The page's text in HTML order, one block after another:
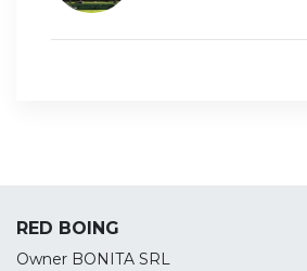
RED BOING
Owner BONITA SRL